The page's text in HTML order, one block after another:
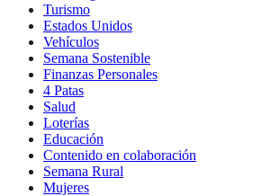
Turismo
Estados Unidos
Vehículos
Semana Sostenible
Finanzas Personales
4 Patas
Salud
Loterías
Educación
Contenido en colaboración
Semana Rural
Mujeres